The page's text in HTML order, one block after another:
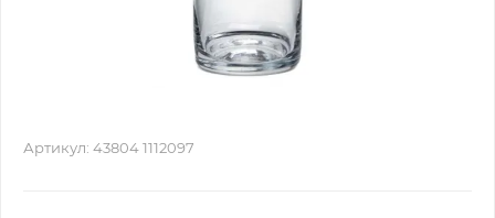
Артикул: 43804 1112097